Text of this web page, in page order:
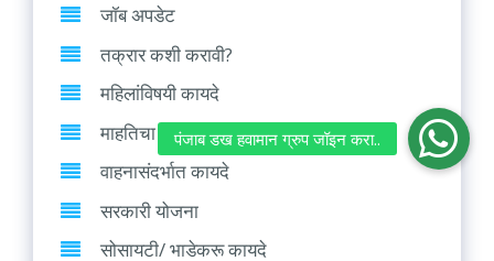
जॉब अपडेट
तक्रार कशी करावी?
महिलांविषयी कायदे
माहतिचा अधिकार (RTI)
वाहनासंदर्भात कायदे
सरकारी योजना
सोसायटी/ भाडेकरू कायदे